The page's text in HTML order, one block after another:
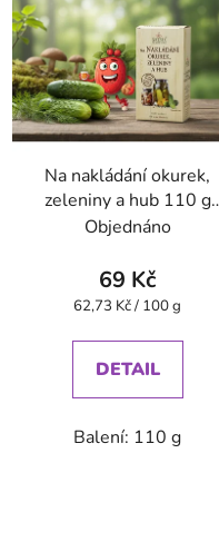
Na nakládání okurek,
zeleniny a hub 110 g
GREŠÍK Dobré koření
Objednáno
69 Kč
Měrná
62,73 Kč / 100 g
DETAIL
Balení: 110 g